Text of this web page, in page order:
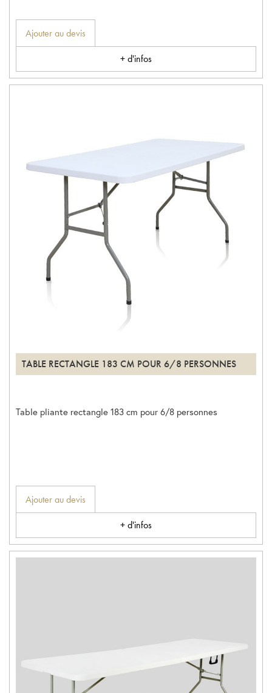
Ajouter au devis
+ d'infos
TABLE RECTANGLE 183 CM POUR 6/8 PERSONNES
Table pliante rectangle 183 cm pour 6/8 personnes
Ajouter au devis
+ d'infos